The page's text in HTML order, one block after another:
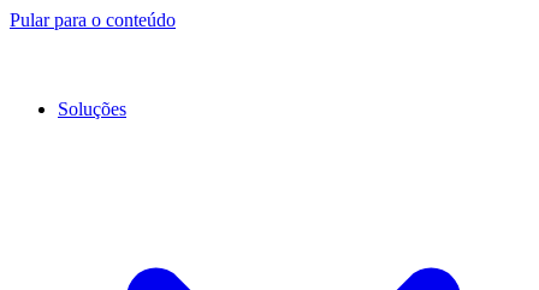
Pular para o conteúdo
Soluções